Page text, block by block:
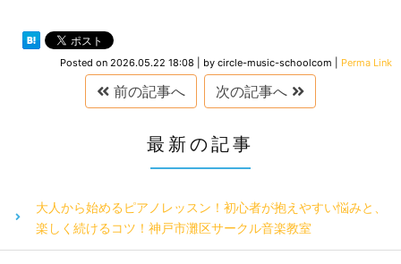
Posted on 2026.05.22 18:08 by circle-music-schoolcom Perma Link
前の記事へ 次の記事へ
最新の記事
大人から始めるピアノレッスン！初心者が抱えやすい悩みと、
楽しく続けるコツ！神戸市灘区サークル音楽教室